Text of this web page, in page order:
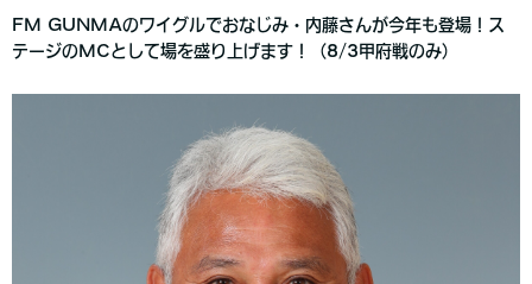
FM GUNMAのワイグルでおなじみ・内藤さんが今年も登場！ス
テージのMCとして場を盛り上げます！（8/3甲府戦のみ）